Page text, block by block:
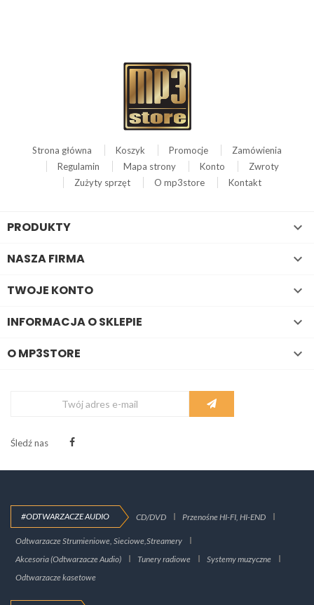
Strona główna Koszyk Promocje
Zamówienia
Regulamin
Mapa strony Konto
Zwroty
Zużyty sprzęt
O mp3store Kontakt
PRODUKTY 
NASZA FIRMA 
TWOJE KONTO 
INFORMACJA O SKLEPIE 
O MP3STORE 
Śledź nas
#ODTWARZACZE AUDIO CD/DVD Przenośne HI-FI, HI-END
Odtwarzacze Strumieniowe, Sieciowe,Streamery
Akcesoria (Odtwarzacze Audio)
Tunery radiowe
Systemy muzyczne
Odtwarzacze kasetowe